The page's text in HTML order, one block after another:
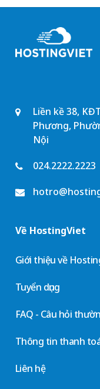
Liền kề 38,
Phương,
Nội
024.2222.2223
Về HostingViet
Giới thiệu về
Tuyển dụng
FAQ - Câu hỏi
Thông tin thanh
Liên hệ